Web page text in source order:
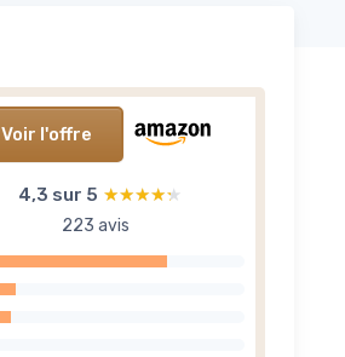
Voir l'offre
4,3 sur 5 ★★★★★
★★★★★
223 avis